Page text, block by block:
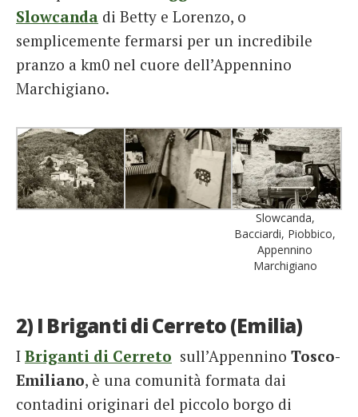
Slowcanda di Betty e Lorenzo, o
semplicemente fermarsi per un incredibile
pranzo a km0 nel cuore dell’Appennino
Marchigiano.
Slowcanda,
Bacciardi, Piobbico,
Appennino
Marchigiano
2) I Briganti di Cerreto (Emilia)
I Briganti di Cerreto sull’Appennino Tosco-
Emiliano, è una comunità formata dai
contadini originari del piccolo borgo di